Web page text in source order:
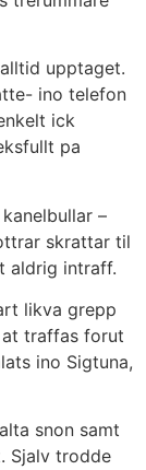
upptaget.
ino telefon
ick
pa
–
skrattar til
aldrig intraff.
likva grepp
traffas forut
ino Sigtuna,
snon samt
Sjalv trodde